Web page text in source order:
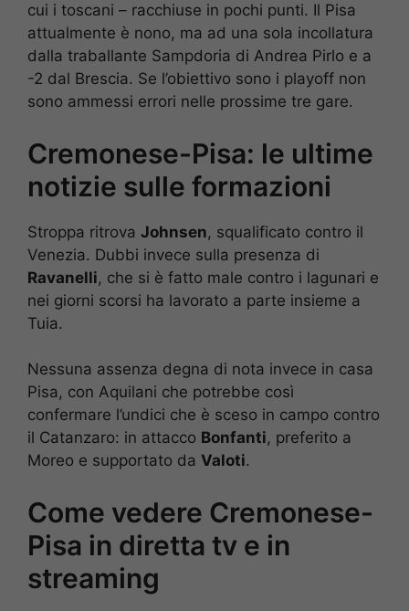
cui i toscani – racchiuse in pochi punti. Il Pisa
attualmente è nono, ma ad una sola incollatura
dalla traballante Sampdoria di Andrea Pirlo e a
-2 dal Brescia. Se l’obiettivo sono i playoff non
sono ammessi errori nelle prossime tre gare.
Cremonese-Pisa: le ultime
notizie sulle formazioni
Stroppa ritrova Johnsen, squalificato contro il
Venezia. Dubbi invece sulla presenza di
Ravanelli, che si è fatto male contro i lagunari e
nei giorni scorsi ha lavorato a parte insieme a
Tuia.
Nessuna assenza degna di nota invece in casa
Pisa, con Aquilani che potrebbe così
confermare l’undici che è sceso in campo contro
il Catanzaro: in attacco Bonfanti, preferito a
Moreo e supportato da Valoti.
Come vedere Cremonese-
Pisa in diretta tv e in
streaming